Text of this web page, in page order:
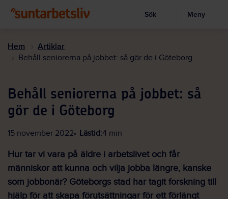
huvudinnehållet
Visa sökruta
Sök Meny
Hem Artiklar
Behåll seniorerna på jobbet: så gör de i Göteborg
Behåll seniorerna på jobbet: så
gör de i Göteborg
15 november 2022 Lästid:4 min
Hur tar vi vara på äldre i arbetslivet och får
människor att kunna och vilja jobba längre, kanske
som jobbonär? Göteborgs stad har tagit forskning till
hjälp för att skapa förutsättningar för ett förlängt